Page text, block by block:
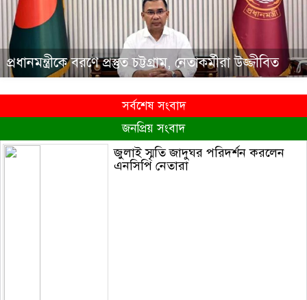
প্রধানমন্ত্রীকে বরণে প্রস্তুত চট্টগ্রাম, নেতাকর্মীরা উজ্জীবিত
সর্বশেষ সংবাদ
জনপ্রিয় সংবাদ
জুলাই স্মৃতি জাদুঘর পরিদর্শন করলেন
এনসিপি নেতারা